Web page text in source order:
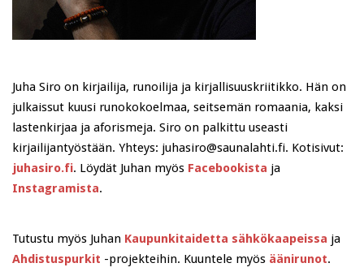
Juha Siro on kirjailija, runoilija ja kirjallisuuskriitikko. Hän on
julkaissut kuusi runokokoelmaa, seitsemän romaania, kaksi
lastenkirjaa ja aforismeja. Siro on palkittu useasti
kirjailijantyöstään. Yhteys: juhasiro@saunalahti.fi. Kotisivut:
juhasiro.fi. Löydät Juhan myös Facebookista ja
Instagramista.
Tutustu myös Juhan Kaupunkitaidetta sähkökaapeissa ja
Ahdistuspurkit -projekteihin. Kuuntele myös äänirunot.